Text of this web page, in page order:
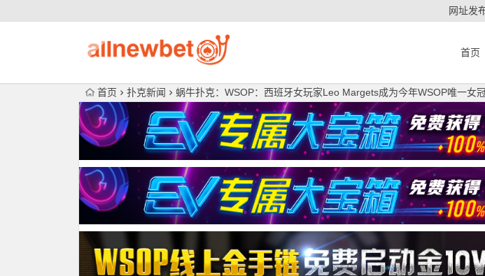
网址发
首页
首页 扑克新闻 蜗牛扑克：WSOP：西班牙女玩家Leo Margets成为今年WSOP唯一女